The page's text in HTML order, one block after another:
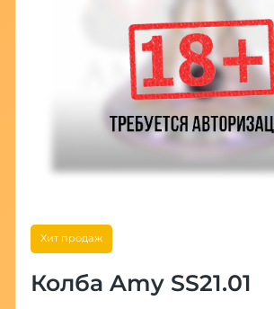
Хит продаж
Колба Amy SS21.01